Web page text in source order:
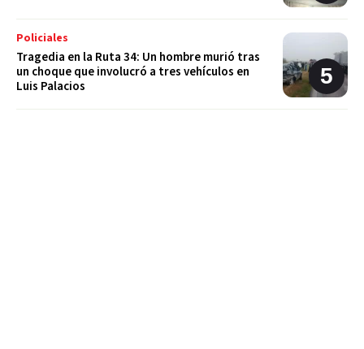
Policiales
Tragedia en la Ruta 34: Un hombre murió tras
un choque que involucró a tres vehículos en
Luis Palacios